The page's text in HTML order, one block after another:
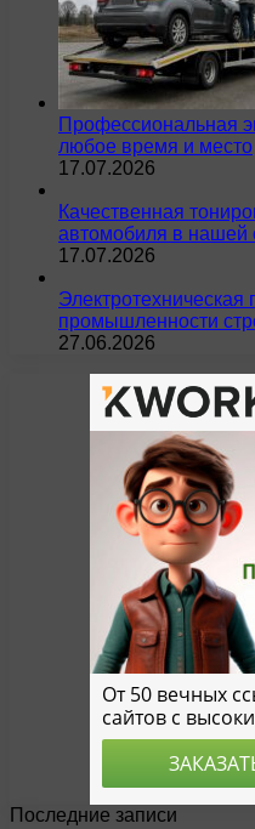
Профессиональная
любое время и место
17.07.2026
Качественная
автомобиля в нашей
17.07.2026
промышленности
27.06.2026
Последние записи